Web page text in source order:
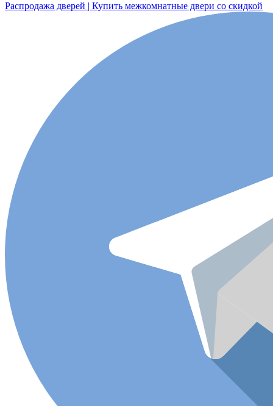
Распродажа дверей | Купить межкомнатные двери со скидкой